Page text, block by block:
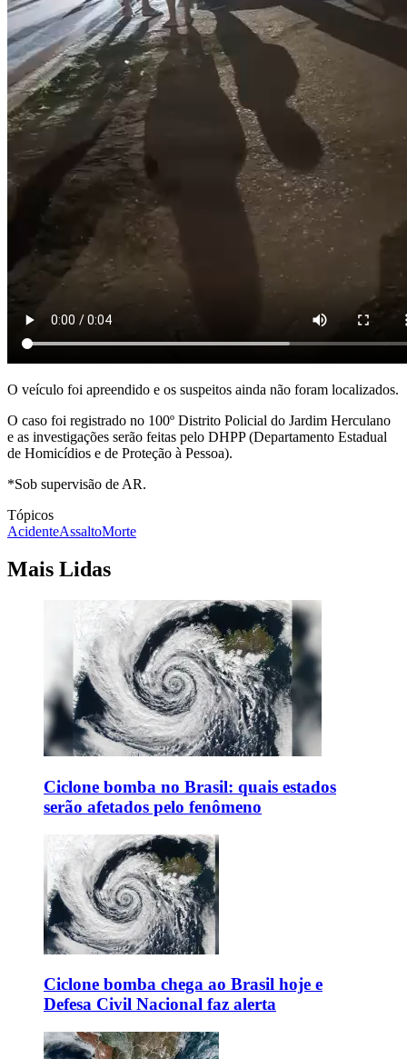
O veículo foi apreendido e os suspeitos ainda não foram localizados.
O caso foi registrado no 100º Distrito Policial do Jardim Herculano
e as investigações serão feitas pelo DHPP (Departamento Estadual
de Homicídios e de Proteção à Pessoa).
*Sob supervisão de AR.
Tópicos
AcidenteAssaltoMorte
Mais Lidas
Ciclone bomba no Brasil: quais estados
serão afetados pelo fenômeno
Ciclone bomba chega ao Brasil hoje e
Defesa Civil Nacional faz alerta